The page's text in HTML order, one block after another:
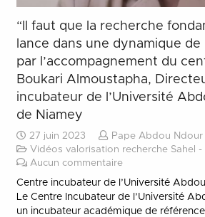
“Il faut que la recherche
lance dans une dynamique
par l’accompagnement du
Boukari Almoustapha,
incubateur de l’Université
de Niamey
27 juin 2023
Pape Abdou Ndour
Vidéos valorisation recherche Sahel -
Aucun commentaire
Centre incubateur de l’Université
Le Centre Incubateur de l’Université
un incubateur académique de